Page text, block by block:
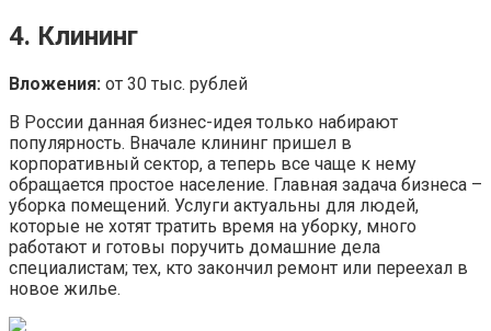
4. Клининг
Вложения: от 30 тыс. рублей
В России данная бизнес-идея только набирают
популярность. Вначале клининг пришел в
корпоративный сектор, а теперь все чаще к нему
обращается простое население. Главная задача бизнеса –
уборка помещений. Услуги актуальны для людей,
которые не хотят тратить время на уборку, много
работают и готовы поручить домашние дела
специалистам; тех, кто закончил ремонт или переехал в
новое жилье.